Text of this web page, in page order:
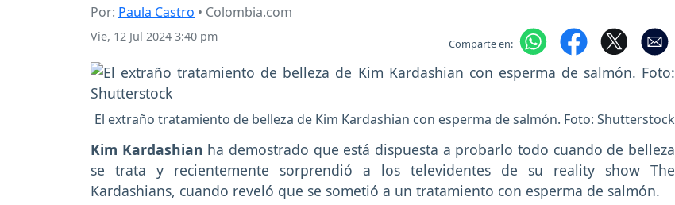
Por: Paula Castro • Colombia.com
Vie, 12 Jul 2024 3:40 pm Comparte en:
El extraño tratamiento de belleza de Kim Kardashian con esperma de salmón. Foto: Shutterstock
Kim Kardashian ha demostrado que está dispuesta a probarlo todo cuando de belleza
se trata y recientemente sorprendió a los televidentes de su reality show The
Kardashians, cuando reveló que se sometió a un tratamiento con esperma de salmón.